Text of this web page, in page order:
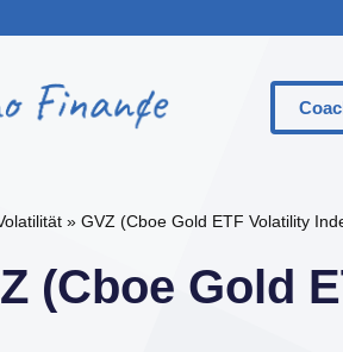
Der
» GVZ (Cboe Gold ETF Volatility
(Cboe Gold